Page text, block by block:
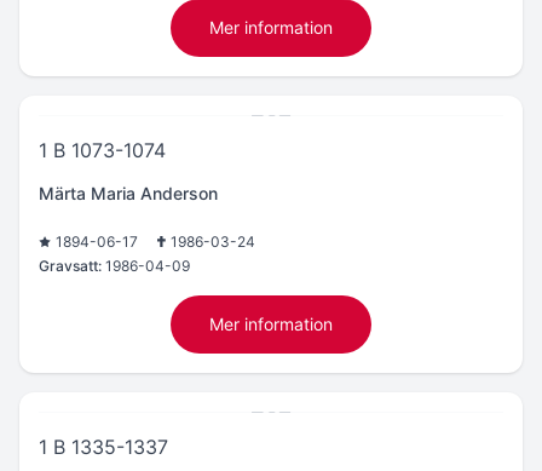
Mer information
1 B 1073-1074
Märta Maria Anderson
1894-06-17
1986-03-24
Gravsatt: 1986-04-09
Mer information
1 B 1335-1337